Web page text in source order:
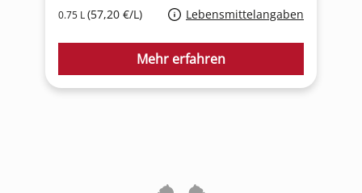
0.75 L(57,20 €/L) Lebensmittelangaben
Mehr erfahren